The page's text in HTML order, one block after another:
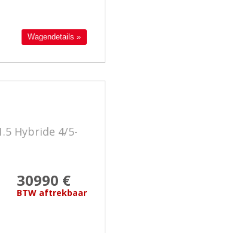
Wagendetails »
Hybride 4/5-
30990 €
BTW aftrekbaar